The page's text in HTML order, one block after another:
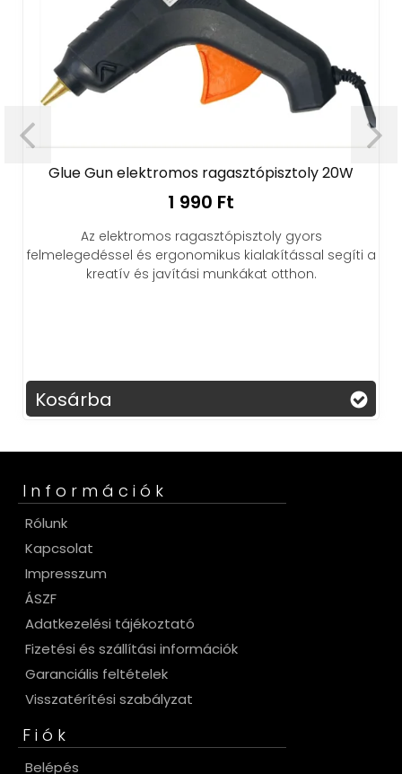
Glue Gun elektromos ragasztópisztoly 20W
1 990 Ft
Az elektromos ragasztópisztoly gyors
felmelegedéssel és ergonomikus kialakítással segíti a
kreatív és javítási munkákat otthon.
Kosárba
Információk
Rólunk
Kapcsolat
Impresszum
ÁSZF
Adatkezelési tájékoztató
Fizetési és szállítási információk
Garanciális feltételek
Visszatérítési szabályzat
Fiók
Belépés